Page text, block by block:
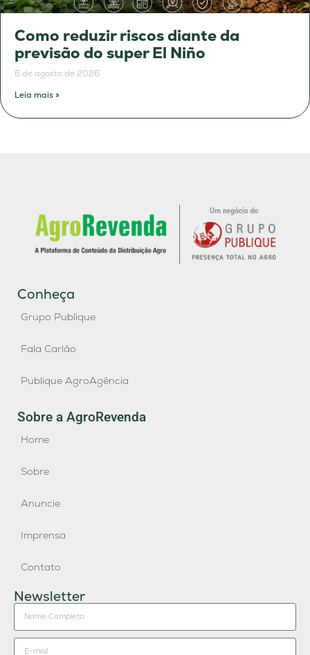
Como reduzir riscos diante da
previsão do super El Niño
6 de agosto de 2026
Leia mais »
Conheça
Grupo Publique
Fala Carlão
Publique AgroAgência
Sobre a AgroRevenda
Home
Sobre
Anuncie
Imprensa
Contato
Newsletter